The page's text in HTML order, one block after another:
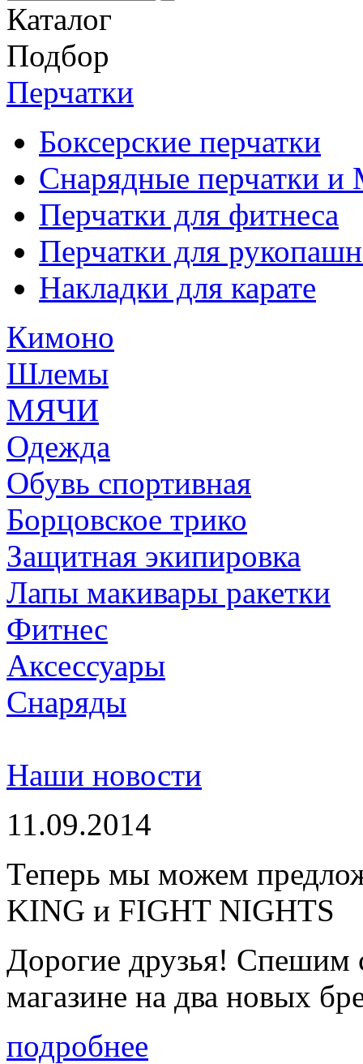
Каталог
Подбор
Перчатки
Боксерские перчатки
Снарядные перчатки
Перчатки для фитнеса
Перчатки для
Накладки для карате
Кимоно
Шлемы
МЯЧИ
Одежда
Обувь спортивная
Борцовское трико
Защитная экипировка
Лапы макивары ракетки
Фитнес
Аксессуары
Снаряды
Наши новости
11.09.2014
Теперь мы можем
KING и FIGHT NIGHTS
Дорогие друзья! Спешим
магазине на два новых
подробнее